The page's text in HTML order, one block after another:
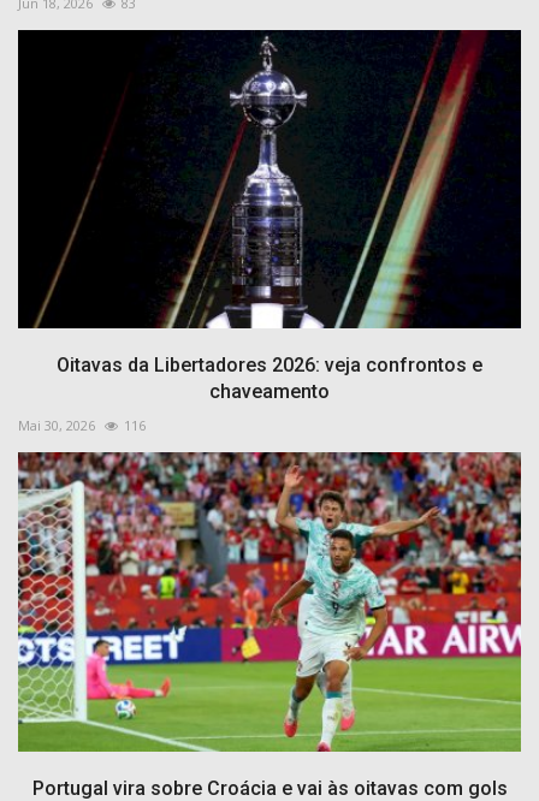
Oitavas da Libertadores 2026: veja confrontos e
chaveamento
Mai 30, 2026 116
Portugal vira sobre Croácia e vai às oitavas com gols